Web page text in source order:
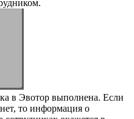
в Эвотор выполнена. Если
то информация о